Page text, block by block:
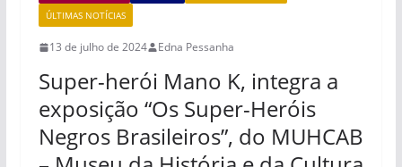
ÚLTIMAS NOTÍCIAS
13 de julho de 2024 Edna Pessanha
Super-herói Mano K, integra a
exposição “Os Super-Heróis
Negros Brasileiros”, do MUHCAB